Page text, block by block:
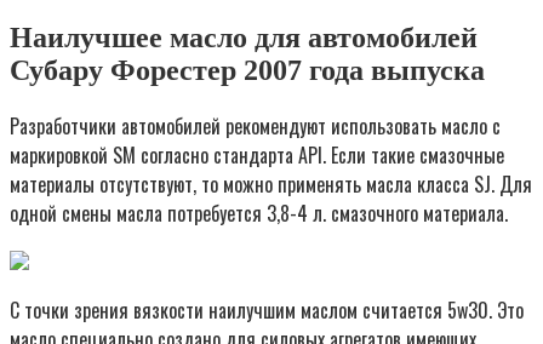
Наилучшее масло для автомобилей
Субару Форестер 2007 года выпуска
Разработчики автомобилей рекомендуют использовать масло с
маркировкой SM согласно стандарта API. Если такие смазочные
материалы отсутствуют, то можно применять масла класса SJ. Для
одной смены масла потребуется 3,8-4 л. смазочного материала.
С точки зрения вязкости наилучшим маслом считается 5w30. Это